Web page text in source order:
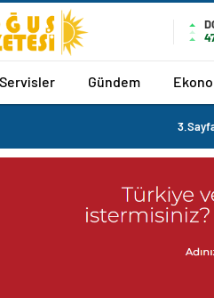
Servisler Gündem